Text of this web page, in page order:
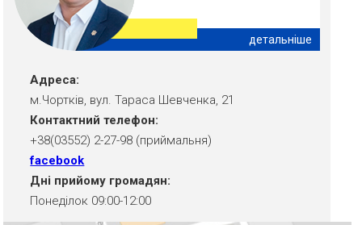
детальніше
Адреса:
м.Чортків, вул. Тараса Шевченка, 21
Контактний телефон:
+38(03552) 2-27-98 (приймальня)
facebook
Дні прийому громадян:
Понеділок 09:00-12:00